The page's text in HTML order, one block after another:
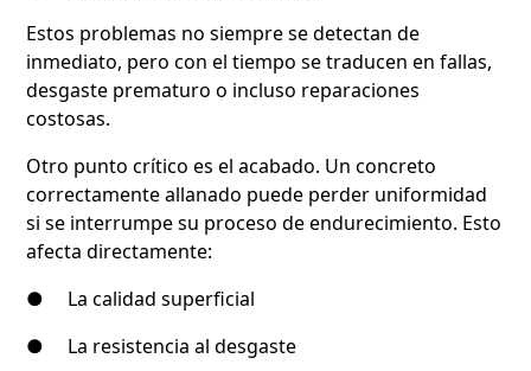
Estos problemas no siempre se detectan de
inmediato, pero con el tiempo se traducen en fallas,
desgaste prematuro o incluso reparaciones
costosas.
Otro punto crítico es el acabado. Un concreto
correctamente allanado puede perder uniformidad
si se interrumpe su proceso de endurecimiento. Esto
afecta directamente:
● La calidad superficial
● La resistencia al desgaste